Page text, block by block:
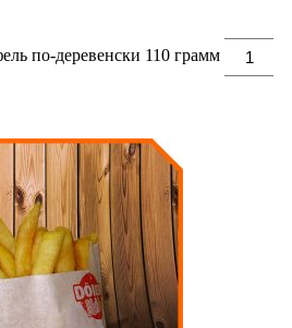
по-деревенски 110 грамм